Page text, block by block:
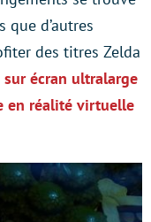
que d’autres
des titres Zelda
écran ultralarge
en réalité virtuelle